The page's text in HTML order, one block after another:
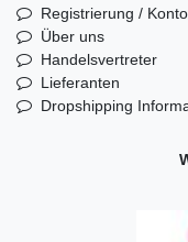
Registrierung /
Über uns
Handelsvertreter
Lieferanten
Dropshipping